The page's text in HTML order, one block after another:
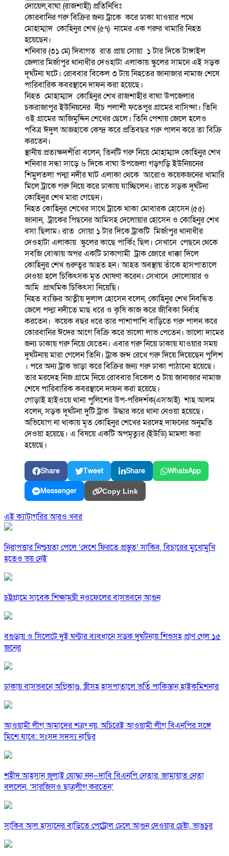
দোয়েল,বাঘা (রাজশাহী) প্রতিনিধিঃ
কোরবানির গরু বিক্রির জন্য ট্রাকে করে ঢাকা যাওয়ার পথে
মোহাম্মাদ কোহিনুর শেখ (৫৭) নামের এক গরুর খামারি নিহত
হয়েছেন।
শনিবার (৩১ মে) দিবাগত রাত প্রায় সোয়া ১ টার দিকে টাঙ্গাইল
জেলার মির্জাপুর থানাধীর দেওহাটা এলাকায় স্কুলের সামনে এই সড়ক
দূর্ঘটনা ঘটে। রোববার বিকেল ৩ টায় নিহতের জানাজার নামাজ শেষে
পারিবারিক কবরস্থানে দাফন করা হয়েছে।
নিহত মোহাম্মাদ কোহিনুর শেখ রাজশাহীর বাঘা উপজেলার
চকরাজাপুর ইউনিয়নের নীচ পলাশী ফতেপুর গ্রামের বাসিন্দা। তিনি
ওই গ্রামের আজিমুদ্দিন শেখের ছেলে। তিনি পেশায় জেলে হলেও
পবিত্র ঈদুল আজহাকে কেন্দ্র করে প্রতিবছর গরু পালন করে তা বিক্রি
করতেন।
স্থানীয় প্রত্যক্ষদর্শীরা বলেন, তিনটি গরু নিয়ে মোহাম্মাদ কোহিনুর শেখ
শনিবার সন্ধা সাড়ে ৬ দিকে বাঘা উপজেলা গড়গড়ি ইউনিয়নের
শিমুলতলা পদ্মা নদীর ঘাট এলাকা থেকে আরোও কয়েকজনের খামারি
মিলে ট্রাকে গরু নিয়ে করে ঢাকায় যাচ্ছিলেন। রাতে সড়ক দূর্ঘটনা
কোহিনুর শেখ মারা গেছেন।
নিহত কোহিনুর শেখের সাথে ট্রাকে থাকা মোবারক হোসেন (৫৫)
জানান, ট্রাকের পিছনের আমিসহ দেলোয়ার হোসেন ও কোহিনুর শেখ
বসা ছিলাম। রাত সোয়া ১ টার দিকে ট্রাকটি মির্জাপুর থানাধীর
দেওহাটা এলাকায় স্কুলের কাছে পার্কিং ছিল। সেখানে পেছনে থেকে
সবজি বোঝায় অপর একটি ঢাকাগামী ট্রাক জোরে ধাক্কা দিলে
কোহিনুর শেখ গুরুত্বর আহত হন। আহত অবস্থায় তাঁকে হাসপাতালে
নেওয়া হলে চিকিৎসক মৃত ঘোষণা করেন। সেখানে দোলোয়ার ও
আমি প্রাথমিক চিকিৎসা নিয়েছি।
নিহত ব্যক্তির আত্নীয় দুলাল হোসেন বলেন, কোহিনুর শেখ নিবন্ধিত
জেলে পদ্মা নদীতে মাছ ধরে ও কৃষি কাজ করে জীবিকা নির্বাহ
করতেন। কয়েক বছর ধরে তার পাশাপাশি বাড়িতে গরু পালন করে
কোরবানির ঈদের আগে বিক্রি করে ভালো লাভ পেতেন। ভালো দামের
জন্য ঢাকায় গরু নিয়ে যেতেন। এবার গরু নিয়ে ঢাকায় যাওয়ার সময়
দুর্ঘটনায় মারা গেলেন তিনি। ট্রাক জব্দ রেখে গরু দিয়ে দিয়েছেন পুলিশ
। পরে অন্য ট্রাক ভাড়া করে বিক্রির জন্য গরু ঢাকা পাঠানো হয়েছে।
তার মরদেহ নিজ গ্রামে নিয়ে রোববার বিকেল ৩ টায় জানাজার নামাজ
শেষে পারিবারিক কবরস্থানে দাফন করা হয়েছে।
গোড়াই হাইওয়ে থানা পুলিশের উপ-পরিদর্শক(এসআই) শাহ আলম
বলেন, সড়ক দূর্ঘটনা দুটি ট্রাক উদ্ধার করে থানা নেওয়া হয়েছে।
অভিযোগ না থাকায় মৃত কোহিনুর শেখের মরদেহ দাফনের অনুমতি
দেওয়া হয়েছে। এ বিষয়ে একটি অপমৃত্যুর (ইউডি) মামলা করা
হয়েছে।
Share Tweet Share WhatsApp
Messenger Copy Link
এই ক্যাটাগরির আরও খবর
নিরাপত্তার নিশ্চয়তা পেলে ‘দেশে ফিরতে প্রস্তুত’ সাকিব, বিচারের মুখোমুখি
হতেও ভয় নেই
চট্টগ্রামে সাবেক শিক্ষামন্ত্রী নওফেলের বাসভবনে আগুন
বগুড়ায় ও সিলেটে দুই ঘণ্টার ব্যবধানে সড়ক দুর্ঘটনায় শিশুসহ প্রাণ গেল ১৫
জনের
ঢাকায় বাসভবনে অগ্নিকাণ্ড, স্ত্রীসহ হাসপাতালে ভর্তি পাকিস্তান হাইকমিশনার
আওয়ামী লীগ আমাদের শত্রু নয়, অচিরেই আওয়ামী লীগ বিএনপির সঙ্গে
মিশে যাবে: সংসদ সদস্য নাছির
শহীদ আহসান জুলাই যোদ্ধা নন—দাবি বিএনপি নেতার, জামায়াত নেতা
বললেন, ‘সারজিসও ছাত্রলীগ করতেন’
সাকিব আল হাসানের বাড়িতে পেট্রোল ঢেলে আগুন দেওয়ার চেষ্টা, ভাঙচুর